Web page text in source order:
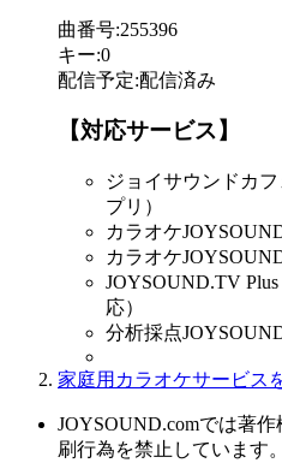
曲番号:255396
キー:0
配信予定:配信済み
【対応サービス】
ジョイサウンドカ
プリ）
カラオケ
カラオケ
JOYSOUND.TV
応）
分析採点
家庭用カラオケサービス
JOYSOUND.comでは著
刷行為を禁止しています。